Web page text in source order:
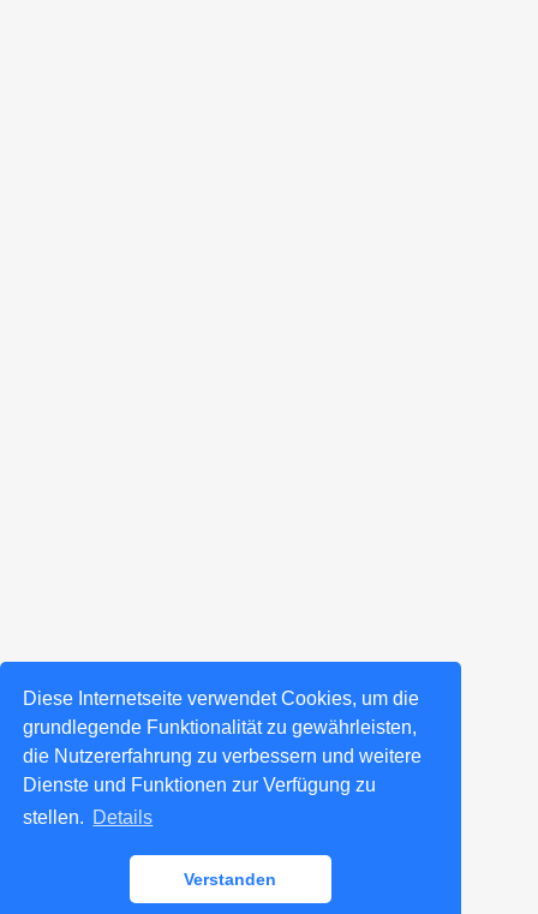
Diese Internetseite verwendet Cookies, um die
grundlegende Funktionalität zu gewährleisten,
die Nutzererfahrung zu verbessern und weitere
Dienste und Funktionen zur Verfügung zu
stellen. Details
Verstanden